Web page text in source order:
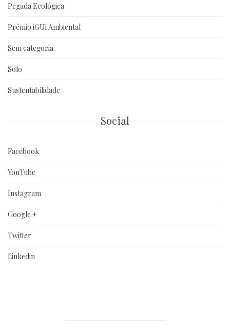
Pegada Ecológica
Prêmio iGUi Ambiental
Sem categoria
Solo
Sustentabilidade
Social
Facebook
YouTube
Instagram
Google +
Twitter
Linkedin